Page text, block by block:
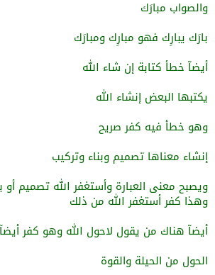
والصواب مبارَك
بارَك يبارِك فهو مبارِك ومبارَك
أيضآ خطأ كتابة إن شاء الله
يكتبها البعض إنشاء الله
وهو خطأ فيه كفر صريح
إنشاء معناها تصميم وبناء وتركيب
ويصبح معنى العبارة وأستغفر الله تصميم أو
وهذا كفر أستغفر الله من ذلك
أيضآ هناك من يقول لاحول الله وهو كفر أيضآ
الحول من الحيلة والقوة